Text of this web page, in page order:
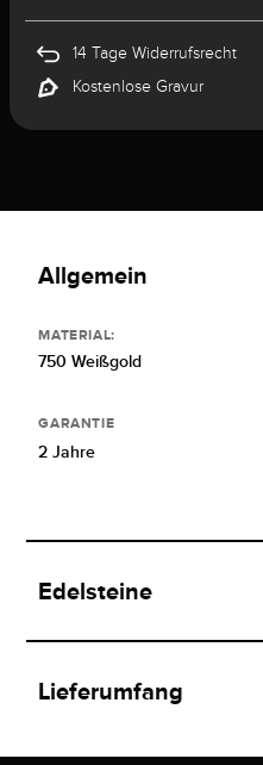
14 Tage Widerrufsrecht
Kostenlose Gravur
Allgemein
MATERIAL:
750 Weißgold
GARANTIE
2 Jahre
Edelsteine
Lieferumfang